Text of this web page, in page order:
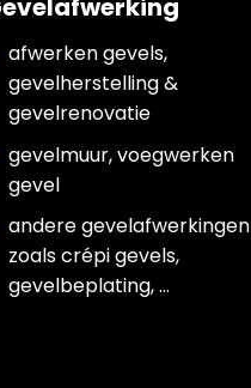
afwerken gevels,
gevelherstelling &
gevelrenovatie
gevelmuur, voegwerken
gevel
andere gevelafwerkingen
zoals crépi gevels,
gevelbeplating, …